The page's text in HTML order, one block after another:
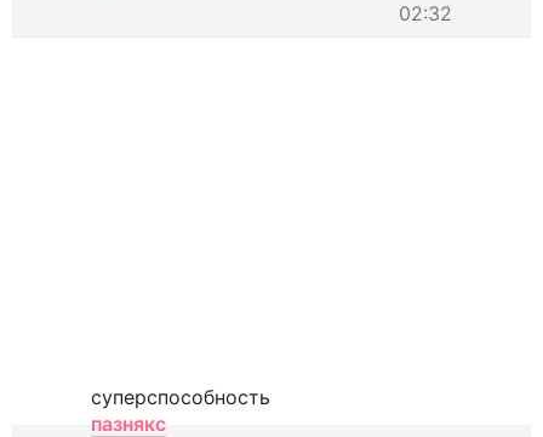
02:32
суперспособность
пазнякс